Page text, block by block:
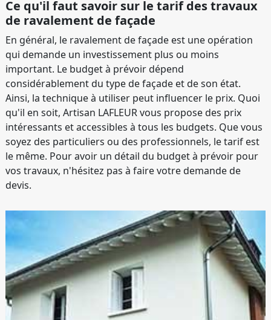
Ce qu'il faut savoir sur le tarif des travaux
de ravalement de façade
En général, le ravalement de façade est une opération
qui demande un investissement plus ou moins
important. Le budget à prévoir dépend
considérablement du type de façade et de son état.
Ainsi, la technique à utiliser peut influencer le prix. Quoi
qu'il en soit, Artisan LAFLEUR vous propose des prix
intéressants et accessibles à tous les budgets. Que vous
soyez des particuliers ou des professionnels, le tarif est
le même. Pour avoir un détail du budget à prévoir pour
vos travaux, n'hésitez pas à faire votre demande de
devis.